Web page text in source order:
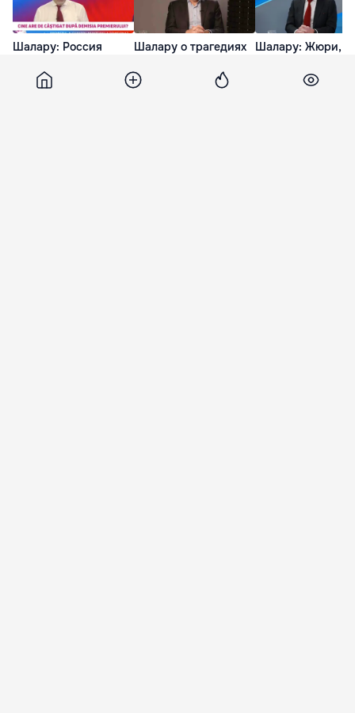
Шалару: Россия
досрочных выборах в
РМ, скандал в
Шалару о трагедиях
тщательная
психологическая
Шалару: Жюри,
позорное
это не